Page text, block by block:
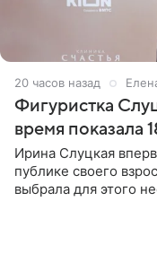
20 часов назад
Фигуристка
время показала
Ирина Слуцкая
публике своего
выбрала для этого